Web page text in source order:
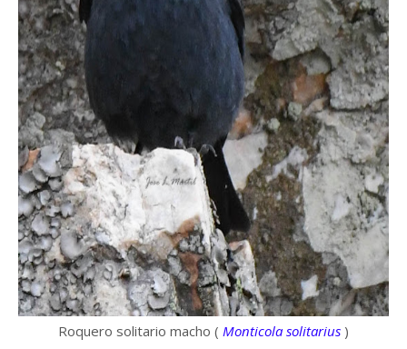
Roquero solitario macho ( Monticola solitarius )